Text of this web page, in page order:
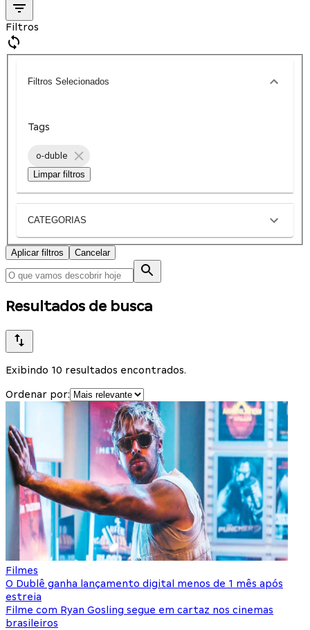
Filtros
Filtros Selecionados
Tags
o-duble
Limpar filtros
CATEGORIAS
Aplicar filtros Cancelar
Resultados de busca
Exibindo 10 resultados encontrados.
Ordenar por:
Filmes
O Dublê ganha lançamento digital menos de 1 mês após
estreia
Filme com Ryan Gosling segue em cartaz nos cinemas
brasileiros